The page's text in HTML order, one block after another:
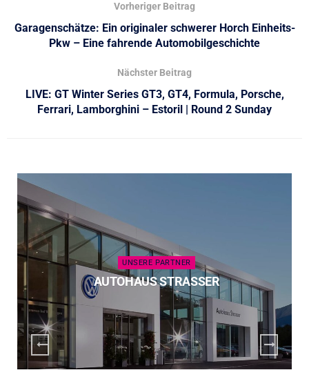
Vorheriger Beitrag
Garagenschätze: Ein originaler schwerer Horch Einheits-
Pkw – Eine fahrende Automobilgeschichte
Nächster Beitrag
LIVE: GT Winter Series GT3, GT4, Formula, Porsche,
Ferrari, Lamborghini – Estoril | Round 2 Sunday
UNSERE PARTNER
AUTOHAUS STRASSER